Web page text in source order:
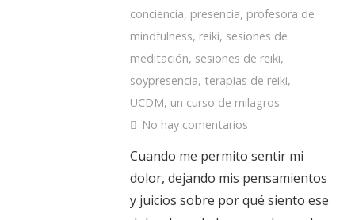
conciencia, presencia, profesora de
mindfulness, reiki, sesiones de
meditación, sesiones de reiki,
soypresencia, terapias de reiki,
UCDM, un curso de milagros
No hay comentarios
Cuando me permito sentir mi
dolor, dejando mis pensamientos
y juicios sobre por qué siento ese